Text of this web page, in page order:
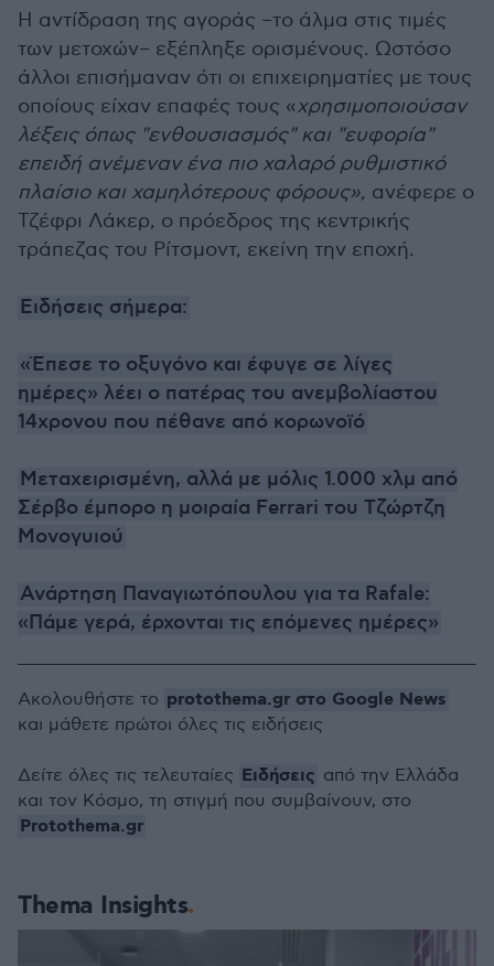
Η αντίδραση της αγοράς –το άλμα στις τιμές
των μετοχών– εξέπληξε ορισμένους. Ωστόσο
άλλοι επισήμαναν ότι οι επιχειρηματίες με τους
οποίους είχαν επαφές τους «χρησιμοποιούσαν
λέξεις όπως "ενθουσιασμός" και "ευφορία"
επειδή ανέμεναν ένα πιο χαλαρό ρυθμιστικό
πλαίσιο και χαμηλότερους φόρους», ανέφερε ο
Τζέφρι Λάκερ, ο πρόεδρος της κεντρικής
τράπεζας του Ρίτσμοντ, εκείνη την εποχή.
Ειδήσεις σήμερα:
«Έπεσε το οξυγόνο και έφυγε σε λίγες
ημέρες» λέει ο πατέρας του ανεμβολίαστου
14χρονου που πέθανε από κορωνοϊό
Μεταχειρισμένη, αλλά με μόλις 1.000 χλμ από
Σέρβο έμπορο η μοιραία Ferrari του Τζώρτζη
Μονογυιού
Ανάρτηση Παναγιωτόπουλου για τα Rafale:
«Πάμε γερά, έρχονται τις επόμενες ημέρες»
Thema Insights
Ακολουθήστε το protothema.gr στο Google News
και μάθετε πρώτοι όλες τις ειδήσεις
Δείτε όλες τις τελευταίες Ειδήσεις από την Ελλάδα
και τον Κόσμο, τη στιγμή που συμβαίνουν, στο
Protothema.gr